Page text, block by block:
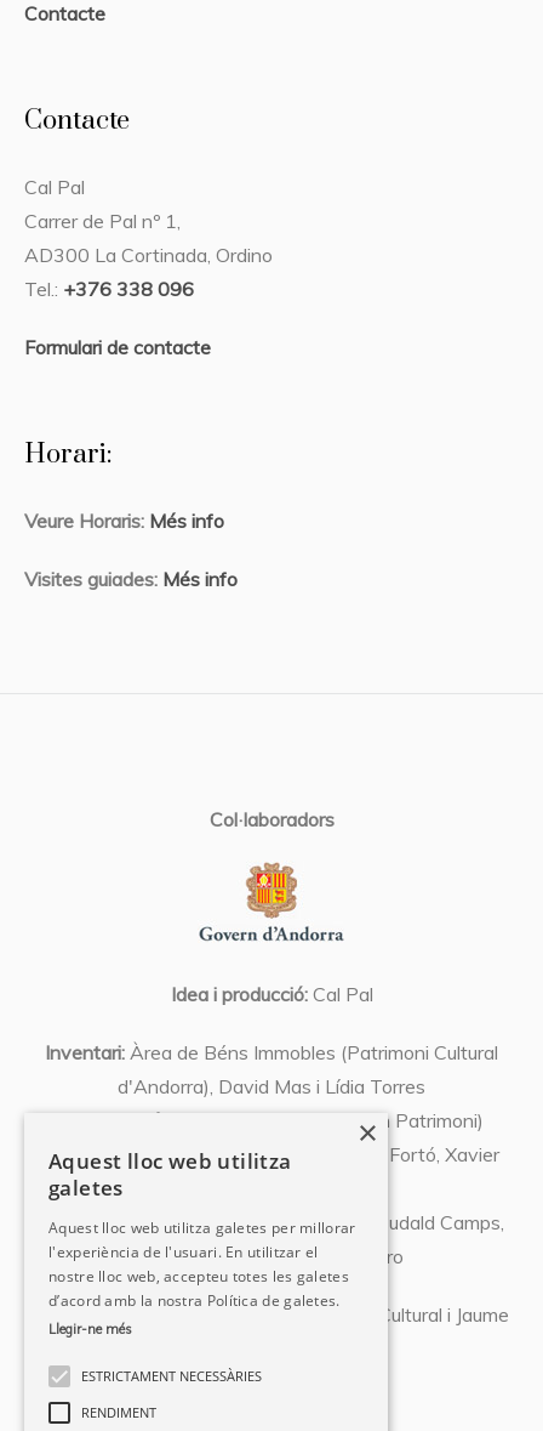
Contacte
Contacte
Cal Pal
Carrer de Pal nº 1,
AD300 La Cortinada, Ordino
Tel.: +376 338 096
Formulari de contacte
Horari:
Veure Horaris: Més info
Visites guiades: Més info
Col·laboradors
Idea i producció:Cal Pal
Inventari: Àrea de Béns Immobles (Patrimoni Cultural
d'Andorra), David Mas i Lídia Torres
Coordinació:
Xavier Llovera (Expert en Patrimoni)
Textos:Olivier Codina, Josep Font, Abel Fortó, Xavier
Albert Pujal, Miquel Orovio, David Mas, Eudald Camps,
Pedro Azara, Natàlia Chocarro
Departament de Patrimoni Cultural i Jaume
×
Aquest lloc web utilitza
galetes
Aquest lloc web utilitza galetes per millorar
l'experiència de l'usuari. En utilitzar el
nostre lloc web, accepteu totes les galetes
d’acord amb la nostra Política de galetes.
Llegir-ne més
ESTRICTAMENT NECESSÀRIES
RENDIMENT